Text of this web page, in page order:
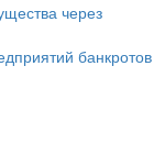
через
банкротов